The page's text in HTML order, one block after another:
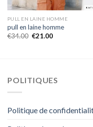
PULL EN LAINE HOMME
pull en laine homme
€34.00 €21.00
POLITIQUES
Politique de